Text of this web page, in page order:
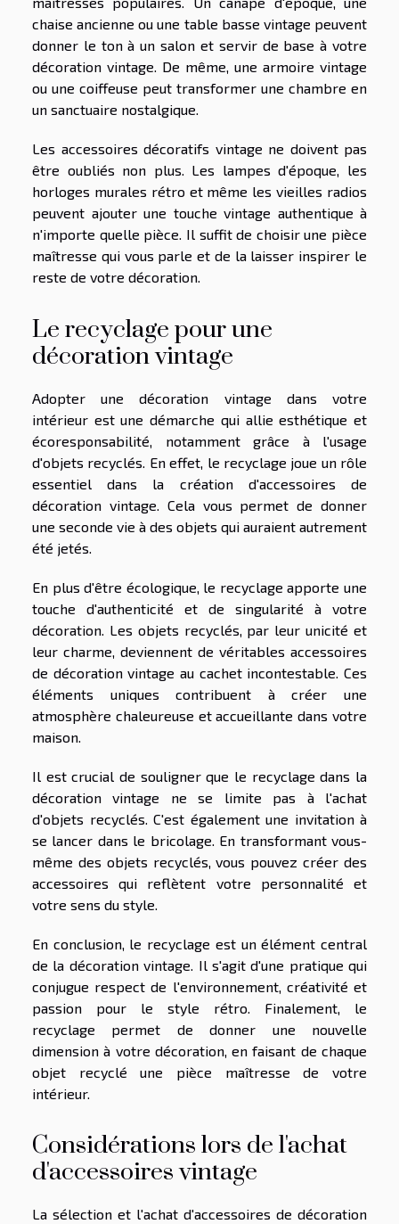
chaise ancienne ou une table basse vintage peuvent
donner le ton à un salon et servir de base à votre
décoration vintage. De même, une armoire vintage
ou une coiffeuse peut transformer une chambre en
un sanctuaire nostalgique.
Les accessoires décoratifs vintage ne doivent pas
être oubliés non plus. Les lampes d'époque, les
horloges murales rétro et même les vieilles radios
peuvent ajouter une touche vintage authentique à
n'importe quelle pièce. Il suffit de choisir une pièce
maîtresse qui vous parle et de la laisser inspirer le
reste de votre décoration.
Le recyclage pour une
décoration vintage
Adopter une décoration vintage dans votre
intérieur est une démarche qui allie esthétique et
écoresponsabilité, notamment grâce à l'usage
d'objets recyclés. En effet, le recyclage joue un rôle
essentiel dans la création d'accessoires de
décoration vintage. Cela vous permet de donner
une seconde vie à des objets qui auraient autrement
été jetés.
En plus d'être écologique, le recyclage apporte une
touche d'authenticité et de singularité à votre
décoration. Les objets recyclés, par leur unicité et
leur charme, deviennent de véritables accessoires
de décoration vintage au cachet incontestable. Ces
éléments uniques contribuent à créer une
atmosphère chaleureuse et accueillante dans votre
maison.
Il est crucial de souligner que le recyclage dans la
décoration vintage ne se limite pas à l'achat
d'objets recyclés. C'est également une invitation à
se lancer dans le bricolage. En transformant vous-
même des objets recyclés, vous pouvez créer des
accessoires qui reflètent votre personnalité et
votre sens du style.
En conclusion, le recyclage est un élément central
de la décoration vintage. Il s'agit d'une pratique qui
conjugue respect de l'environnement, créativité et
passion pour le style rétro. Finalement, le
recyclage permet de donner une nouvelle
dimension à votre décoration, en faisant de chaque
objet recyclé une pièce maîtresse de votre
intérieur.
Considérations lors de l'achat
d'accessoires vintage
La sélection et l'achat d'accessoires de décoration